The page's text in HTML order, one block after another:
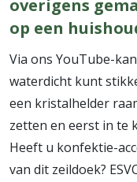
overigens
op een
Via ons YouTube-
waterdicht kunt
een kristalhelder
zetten en eerst in te
Heeft u konfektie-
van dit zeildoek?